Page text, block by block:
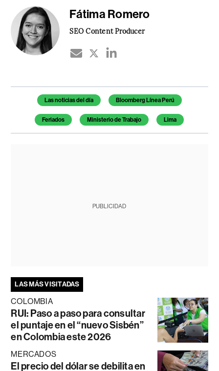
Fátima Romero
SEO Content Producer
Temas de este artículo
Las noticias del día Bloomberg Línea Perú
Feriados Ministerio de Trabajo Lima
PUBLICIDAD
LAS MÁS VISITADAS
COLOMBIA
RUI: Paso a paso para consultar
el puntaje en el “nuevo Sisbén”
en Colombia este 2026
MERCADOS
El precio del dólar se debilita en